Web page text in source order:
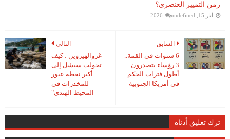
زمن التمييز العنصري؟
أيار 15, 2026 undefined
التالي
غزوالهيروين : كيف
تحولت سيشل إلى
أكبر نقطة عبور
للمخدرات في
المحيط الهندي"
السابق
6 سنوات في القمة..
3 رؤساء يتصدرون
أطول فترات الحكم
في أمريكا الجنوبية
ترك تعليق أدناه